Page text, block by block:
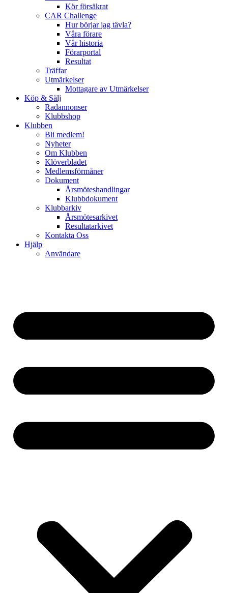
Kör försäkrat
CAR Challenge
Hur börjar jag tävla?
Våra förare
Vår historia
Förarportal
Resultat
Träffar
Utmärkelser
Mottagare av Utmärkelser
Köp & Sälj
Radannonser
Klubbshop
Klubben
Bli medlem!
Nyheter
Om Klubben
Klöverbladet
Medlemsförmåner
Dokument
Årsmöteshandlingar
Klubbdokument
Klubbarkiv
Årsmötesarkivet
Resultatarkivet
Kontakta Oss
Hjälp
Användare